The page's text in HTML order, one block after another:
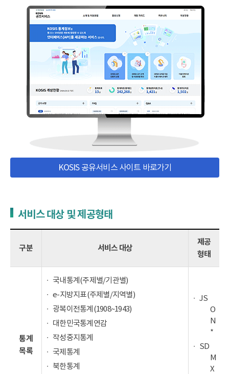
KOSIS 공유서비스 사이트 바로가기
서비스 대상 및 제공형태
구분 서비스 대상
제공
형태
통계
목록
국내통계(주제별/기관별)
e-지방지표(주제별/지역별)
광복이전통계(1908~1943)
대한민국통계연감
작성중지통계
국제통계
북한통계
JS
O
N
*
SD
M
X